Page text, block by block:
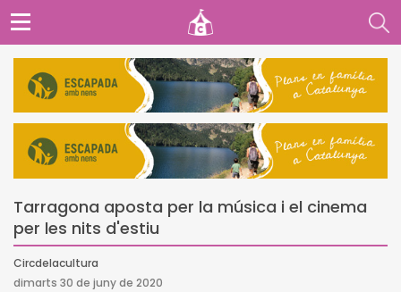
Tarragona aposta per la música i el cinema
per les nits d'estiu
Circdelacultura
dimarts 30 de juny de 2020